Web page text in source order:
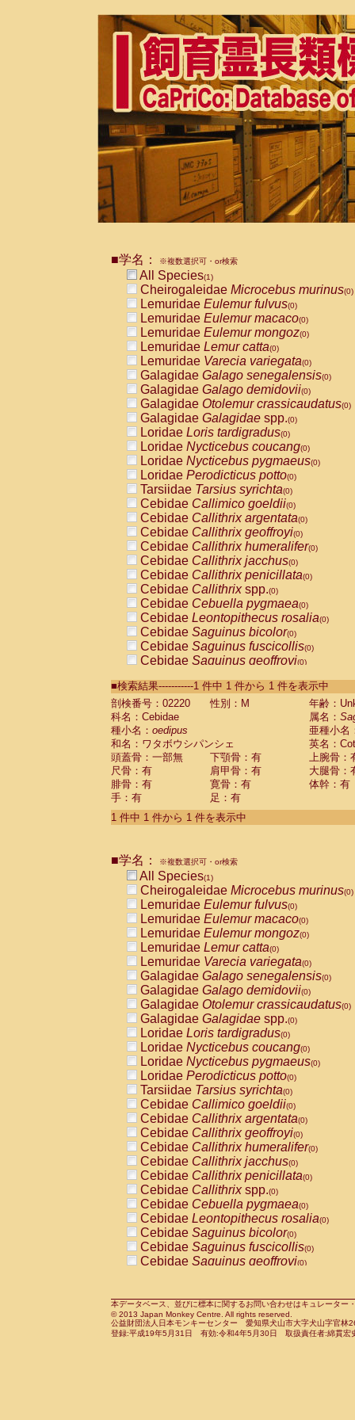
■学名： ※複数選択可・or検索
All Species(1)
Cheirogaleidae Microcebus murinus(0)
Lemuridae Eulemur fulvus(0)
Lemuridae Eulemur macaco(0)
Lemuridae Eulemur mongoz(0)
Lemuridae Lemur catta(0)
Lemuridae Varecia variegata(0)
Galagidae Galago senegalensis(0)
Galagidae Galago demidovii(0)
Galagidae Otolemur crassicaudatus(0)
Galagidae Galagidae spp.(0)
Loridae Loris tardigradus(0)
Loridae Nycticebus coucang(0)
Loridae Nycticebus pygmaeus(0)
Loridae Perodicticus potto(0)
Tarsiidae Tarsius syrichta(0)
Cebidae Callimico goeldii(0)
Cebidae Callithrix argentata(0)
Cebidae Callithrix geoffroyi(0)
Cebidae Callithrix humeralifer(0)
Cebidae Callithrix jacchus(0)
Cebidae Callithrix penicillata(0)
Cebidae Callithrixspp.(0)
Cebidae Cebuella pygmaea(0)
Cebidae Leontopithecus rosalia(0)
Cebidae Saguinus bicolor(0)
Cebidae Saguinus fuscicollis(0)
Cebidae Saguinus geoffroyi(0)
CebidaeSaguinus labiatus(0)
Cebidae Saguinus leucopus (0)
Cebidae
Cebidae
CebidaeSaguinus nigricollis (0)
Cebidae Saguinus oedipus
Cebidae Saguinus weddelli
Cebidae Saguinusspp.
Cebidae Aotus trivirgatus
Cebidae Cebus albifrons
CebidaeCebus nigrivittatus
CebidaeCebus
CebidaeSaimiri boliviensis(0)
CebidaeSaimiri sciureus(0)
AtelidaeAlouatta caraya(0)
AtelidaeAlouatta fusca(0)
AtelidaeAlouatta seniculus
AtelidaeAlouattaspp.(0)
AtelidaeAteles belzebuth(0)
AtelidaeAteles geoffroyi(0)
AtelidaeAteles paniscus(0)
AtelidaeAtelesspp.(0)
Atelidae Lagothrix lagothricha
AtelidaeLagothrix lagothricha cana
PitheciidaeCacajao calvus
PitheciidaeCallicebus cupreus
PitheciidaeCallicebus donacophilus
PitheciidaeCallicebus moloch
PitheciidaeCallicebus torquatus
PitheciidaeCallicebusspp.(0)
PitheciidaeChiropotes satanas(0)
PitheciidaePithecia monachus
PitheciidaePithecia pithecia(0)
CercopithecidaeCercocebus agilis
CercopithecidaeCercocebus
CercopithecidaeCercocebus
CercopithecidaeCercocebus
CercopithecidaeCercocebus
CercopithecidaeCercocebushybrid
CercopithecidaePapio anubis(0)
CercopithecidaePapio cynocephalus
CercopithecidaePapio hamadryas(0)
■検索結果-----------1 件中 1 件から 1 件を表示中
剖検番号：02220
性別：M
年齢：
科名：Cebidae
属名：
種小名： oedipus
亜種小名
和名：ワタボウシパンシェ
英名：
頭蓋骨：一部無
下顎骨：有
上腕骨：
尺骨：有
肩甲骨：有
大腿骨：
腓骨：有
寛骨：有
体幹：有
手：有
足：有
1 件中 1 件から 1 件を表示中
■学名： ※複数選択可・or検索
All Species(1)
Cheirogaleidae Microcebus murinus(0)
Lemuridae Eulemur fulvus(0)
Lemuridae Eulemur macaco(0)
Lemuridae Eulemur mongoz(0)
Lemuridae Lemur catta(0)
Lemuridae Varecia variegata(0)
Galagidae Galago senegalensis(0)
Galagidae Galago demidovii(0)
Galagidae Otolemur crassicaudatus(0)
Galagidae Galagidae spp.(0)
Loridae Loris tardigradus(0)
Loridae Nycticebus coucang(0)
Loridae Nycticebus pygmaeus(0)
Loridae Perodicticus potto(0)
Tarsiidae Tarsius syrichta(0)
Cebidae Callimico goeldii(0)
Cebidae Callithrix argentata(0)
Cebidae Callithrix geoffroyi(0)
Cebidae Callithrix humeralifer(0)
Cebidae Callithrix jacchus(0)
Cebidae Callithrix penicillata(0)
Cebidae Callithrixspp.(0)
Cebidae Cebuella pygmaea(0)
Cebidae Leontopithecus rosalia(0)
Cebidae Saguinus bicolor(0)
Cebidae Saguinus fuscicollis(0)
Cebidae Saguinus geoffroyi(0)
CebidaeSaguinus leucopus(0)
CebidaeSaguinus midas(0)
Cebidae Saguinus mystax(0)
本データベース、並びに標本に関するお問い合わせはキュレータ
© 2013 Japan Monkey Centre. All rights reserved.
公益財団法人日本モンキーセンター 愛知県犬山市大字犬山字官
登録:平成19年5月31日 有効:令和4年5月30日 取扱責任者:綿貫宏